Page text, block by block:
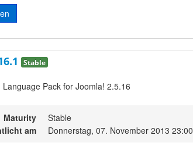
Stable
Pack for Joomla! 2.5.16
Maturity
Stable
am
Donnerstag, 07. November 2013 23:00